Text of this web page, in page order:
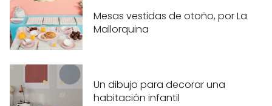
Mesas vestidas de otoño, por La
Mallorquina
Un dibujo para decorar una
habitación infantil